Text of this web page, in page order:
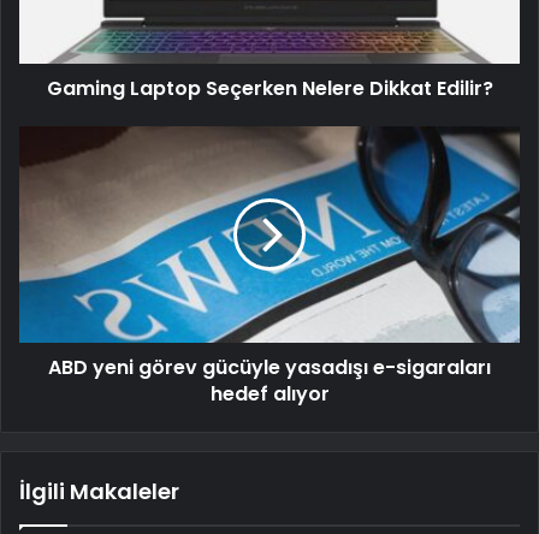
Gaming Laptop Seçerken Nelere Dikkat Edilir?
ABD yeni görev gücüyle yasadışı e-sigaraları
hedef alıyor
İlgili Makaleler